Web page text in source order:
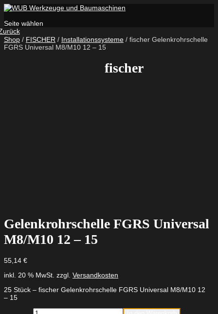
Seite wählen
Shop / FISCHER / Installationssysteme / fischer Gelenkrohrschelle
FGRS Universal M8/M10 12 – 15
fischer
Gelenkrohrschelle FGRS Universal
M8/M10 12 – 15
55,14 €
inkl. 20 % MwSt. zzgl. Versandkosten
25 Stück – fischer Gelenkrohrschelle FGRS Universal M8/M10 12
– 15
fischer